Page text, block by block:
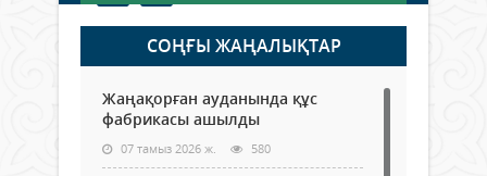
СОҢҒЫ ЖАҢАЛЫҚТАР
Жаңақорған ауданында құс
фабрикасы ашылды
07 тамыз 2026 ж. 580